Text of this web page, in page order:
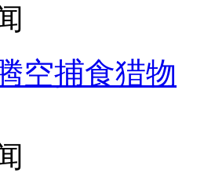
空捕食猎物